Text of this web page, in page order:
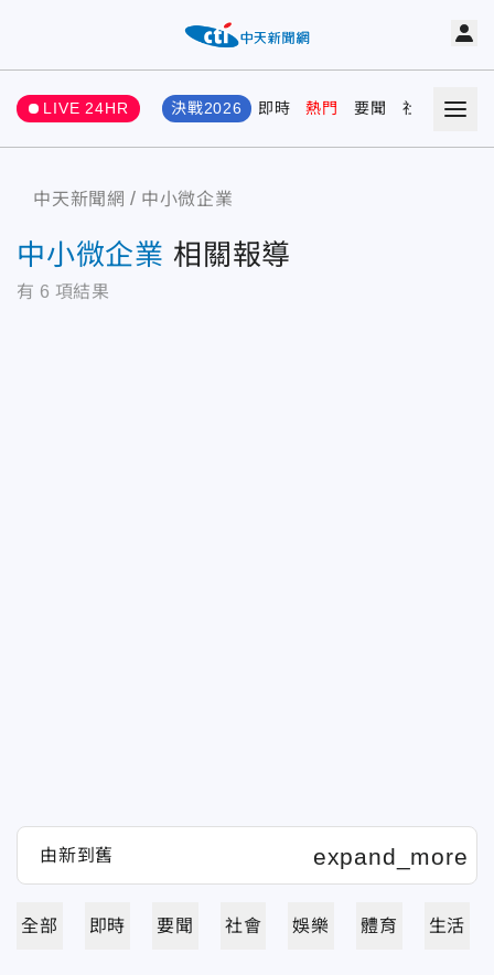
LIVE 24HR 決戰2026 即時 熱門 要聞 社會 娛樂
中天新聞網 中小微企業
中小微企業 相關報導
有 6 項結果
全部 即時 要聞 社會 娛樂 體育 生活